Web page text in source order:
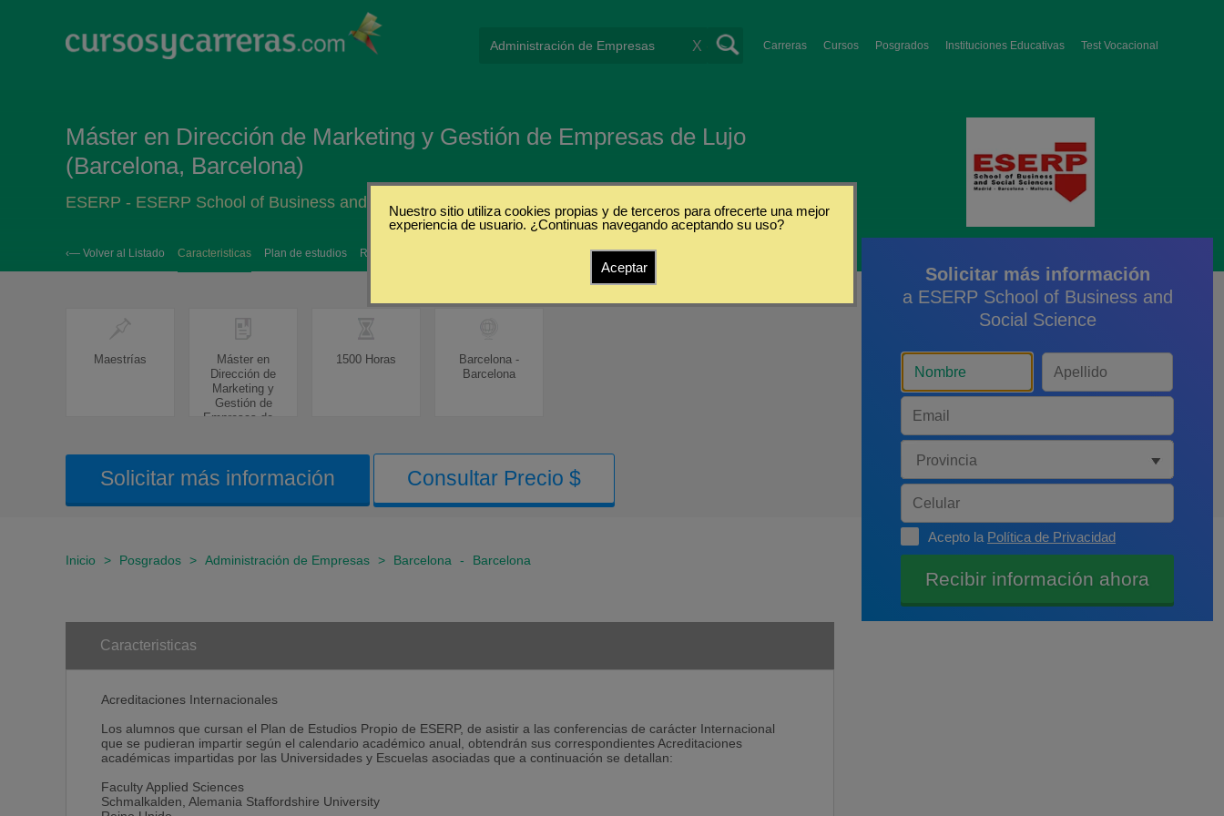
Carreras Cursos Posgrados Instituciones Educativas Test Vocacional
X
Máster en Dirección de Marketing y Gestión de Empresas de Lujo
(Barcelona, Barcelona)
ESERP - ESERP School of Business and Social Science
‹— Volver al Listado Caracteristicas Plan de estudios Requisitos
Maestrías
Máster en
Dirección de
Marketing y
Gestión de
Empresas de...
1500 Horas
Barcelona -
Barcelona
Solicitar más información Consultar Precio $
Inicio > Posgrados > Administración de Empresas > Barcelona - Barcelona
Caracteristicas
Acreditaciones Internacionales
Los alumnos que cursan el Plan de Estudios Propio de ESERP, de asistir a las conferencias de carácter Internacional
que se pudieran impartir según el calendario académico anual, obtendrán sus correspondientes Acreditaciones
académicas impartidas por las Universidades y Escuelas asociadas que a continuación se detallan:
Faculty Applied Sciences
Schmalkalden, Alemania Staffordshire University
Solicitar más información
a ESERP School of Business and
Social Science
Acepto la Política de Privacidad
Nuestro sitio utiliza cookies propias y de terceros para ofrecerte una mejor
experiencia de usuario. ¿Continuas navegando aceptando su uso?
Aceptar